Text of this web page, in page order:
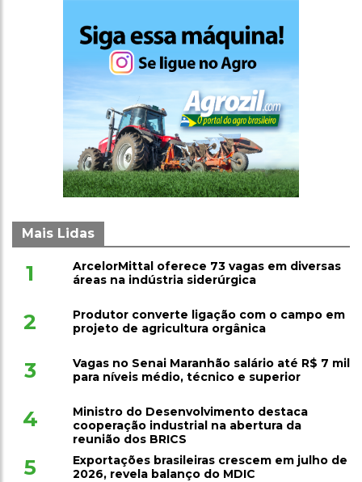
Mais Lidas
1
ArcelorMittal oferece 73 vagas em diversas
áreas na indústria siderúrgica
2
Produtor converte ligação com o campo em
projeto de agricultura orgânica
3
Vagas no Senai Maranhão salário até R$ 7 mil
para níveis médio, técnico e superior
4
Ministro do Desenvolvimento destaca
cooperação industrial na abertura da
reunião dos BRICS
5
Exportações brasileiras crescem em julho de
2026, revela balanço do MDIC